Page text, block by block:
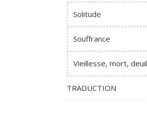
Solitude
Souffrance
Vieillesse, mort, deuil
TRADUCTION